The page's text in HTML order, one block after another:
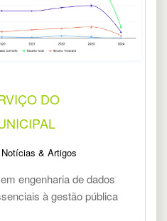
DO
Notícias & Artigos
engenharia de dados
à gestão pública